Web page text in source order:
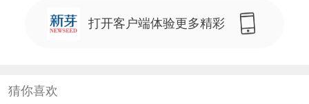
打开客户端体验更多精彩
猜你喜欢